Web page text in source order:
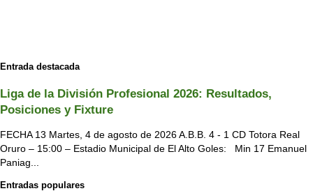
Entrada destacada
Liga de la División Profesional 2026: Resultados,
Posiciones y Fixture
FECHA 13 Martes, 4 de agosto de 2026 A.B.B. 4 - 1 CD Totora Real
Oruro – 15:00 – Estadio Municipal de El Alto Goles: Min 17 Emanuel
Paniag...
Entradas populares